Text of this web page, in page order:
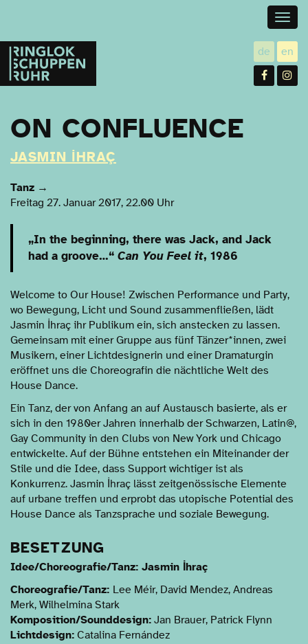
Ringlokschuppen
Ruhr
de utsch
en
ON CONFLUENCE
JASMIN İHRAÇ
Tanz →
Freitag 27. Januar 2017, 22.00 Uhr
„In the beginning, there was Jack, and Jack
had a groove…“ Can You Feel it, 1986
Welcome to Our House! Zwischen Performance und Party,
wo Bewegung, Licht und Sound zusammenfließen, lädt
Jasmin İhraç ihr Publikum ein, sich anstecken zu lassen.
Gemeinsam mit einer Gruppe aus fünf Tänzer*innen, zwei
Musikern, einer Lichtdesignerin und einer Dramaturgin
eröffnet uns die Choreografin die nächtliche Welt des
House Dance.
Ein Tanz, der von Anfang an auf Austausch basierte, als er
sich in den 1980er Jahren innerhalb der Schwarzen, Latin@,
Gay Community in den Clubs von New York und Chicago
entwickelte. Auf der Bühne entstehen ein Miteinander der
Stile und die Idee, dass Support wichtiger ist als
Konkurrenz. Jasmin İhraç lässt zeitgenössische Elemente
auf urbane treffen und erprobt das utopische Potential des
House Dance als Tanzsprache und soziale Bewegung.
BESETZUNG
Idee/Choreografie/Tanz: Jasmin İhraç
Choreografie/Tanz: Lee Méir, David Mendez, Andreas
Merk, Wilhelmina Stark
Komposition/Sounddesign: Jan Brauer, Patrick Flynn
Lichtdesign: Catalina Fernández